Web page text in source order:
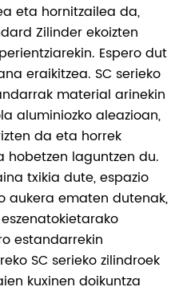
eta hornitzailea da,
Zilinder ekoizten
Espero dut
eraikitzea. SC serieko
material arinekin
aluminiozko aleazioan,
da eta horrek
hobetzen laguntzen du.
txikia dute, espazio
aukera ematen dutenak,
estandarrekin
SC serieko zilindroek
kuxinen doikuntza